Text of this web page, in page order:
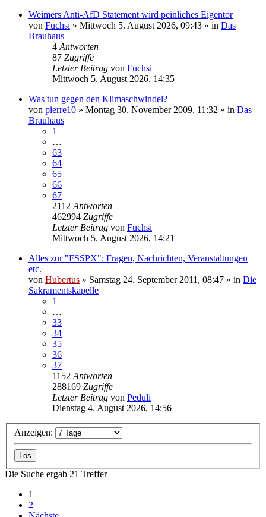
Weimers Anti-AfD Statement wird peinliches Eigentor
von Fuchsi » Mittwoch 5. August 2026, 09:43 » in Das
Brauhaus
4 Antworten
87 Zugriffe
Letzter Beitrag von Fuchsi
Mittwoch 5. August 2026, 14:35
Was tun gegen den Klimaschwindel?
von pierre10 » Montag 30. November 2009, 11:32 » in Das
Brauhaus
1
…
63
64
65
66
67
2112 Antworten
462994 Zugriffe
Letzter Beitrag von Fuchsi
Mittwoch 5. August 2026, 14:21
Alles zur "FSSPX": Fragen, Nachrichten, Veranstaltungen
etc.
von Hubertus » Samstag 24. September 2011, 08:47 » in Die
Sakramentskapelle
1
…
33
34
35
36
37
1152 Antworten
288169 Zugriffe
Letzter Beitrag von Peduli
Dienstag 4. August 2026, 14:56
Anzeigen:
Die Suche ergab 21 Treffer
1
2